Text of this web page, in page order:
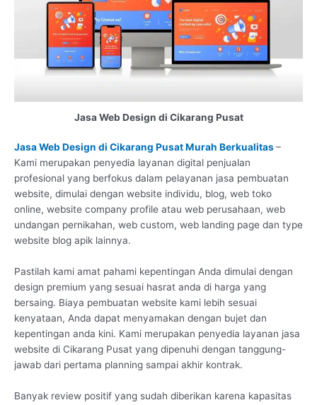
Jasa Web Design di Cikarang Pusat
Jasa Web Design di Cikarang Pusat Murah Berkualitas–
Kami merupakan penyedia layanan digital penjualan
profesional yang berfokus dalam pelayanan jasa pembuatan
website, dimulai dengan website individu, blog, web toko
online, website company profile atau web perusahaan, web
undangan pernikahan, web custom, web landing page dan type
website blog apik lainnya.
Pastilah kami amat pahami kepentingan Anda dimulai dengan
design premium yang sesuai hasrat anda di harga yang
bersaing. Biaya pembuatan website kami lebih sesuai
kenyataan, Anda dapat menyamakan dengan bujet dan
kepentingan anda kini. Kami merupakan penyedia layanan jasa
website di Cikarang Pusat yang dipenuhi dengan tanggung-
jawab dari pertama planning sampai akhir kontrak.
Banyak review positif yang sudah diberikan karena kapasitas